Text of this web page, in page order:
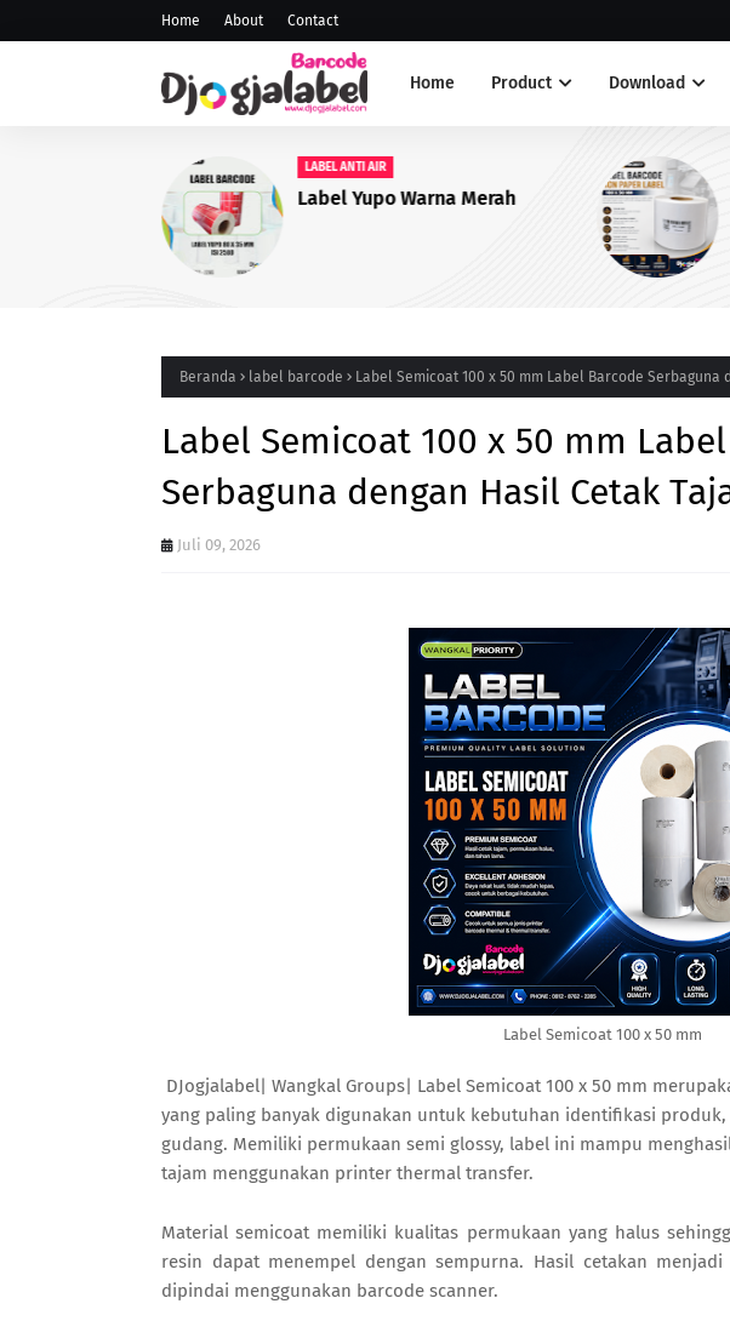
Home About Contact
Home Product Download
Beranda label barcode Label Semicoat 100 x 50 mm Label Barcode Serbaguna
Label Semicoat 100 x 50 mm
Serbaguna dengan Hasil Cetak
Juli 09, 2026
Label Semicoat 100 x 50 mm
DJogjalabel| Wangkal Groups| Label Semicoat 100 x 50 mm
yang paling banyak digunakan untuk kebutuhan identifikasi
gudang. Memiliki permukaan semi glossy, label ini mampu
tajam menggunakan printer thermal transfer.
Material semicoat memiliki kualitas permukaan yang halus
resin dapat menempel dengan sempurna. Hasil cetakan
dipindai menggunakan barcode scanner.